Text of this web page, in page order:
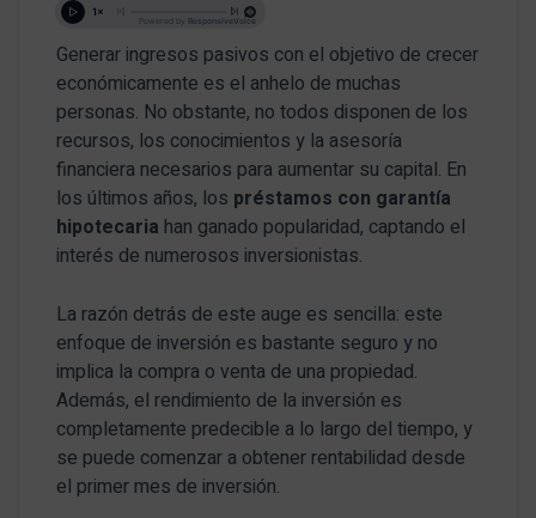
Generar ingresos pasivos con el objetivo de crecer
económicamente es el anhelo de muchas
personas. No obstante, no todos disponen de los
recursos, los conocimientos y la asesoría
financiera necesarios para aumentar su capital. En
los últimos años, los préstamos con garantía
hipotecaria han ganado popularidad, captando el
interés de numerosos inversionistas.
La razón detrás de este auge es sencilla: este
enfoque de inversión es bastante seguro y no
implica la compra o venta de una propiedad.
Además, el rendimiento de la inversión es
completamente predecible a lo largo del tiempo, y
se puede comenzar a obtener rentabilidad desde
el primer mes de inversión.